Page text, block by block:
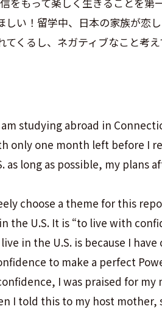
しい！留学中、日本の家族が恋
てくるし、ネガティブなこと考
am studying abroad in
only one month left before I
as long as possible, my plans
choose a theme for this
the U.S. It is “to live with
in the U.S. is because I
to make a perfect
I was praised for
I told this to my host mother,